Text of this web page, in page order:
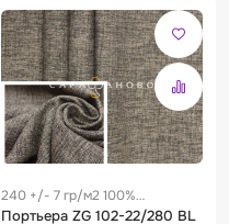
240 +/- 7 гр/м2 100%
полиэстер
Портьера ZG 102-22/280 BL